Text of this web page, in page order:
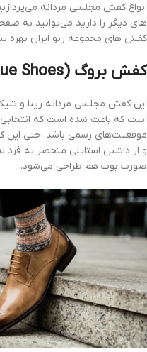
انواع کفش مجلسی مردانه
های دیگر را دارید می‌توانید به
کفش های مجموعه رنو ایران بهره
کفش بروگ (Brogue Shoes)
این کفش مجلسی مردانه زیبا و
است که باعث شده است که انتخابی
موقعیت‌های رسمی باشد. حتی این
و از داشتن استایلی منحصر به
صورت بوت هم طراحی می‌شود.